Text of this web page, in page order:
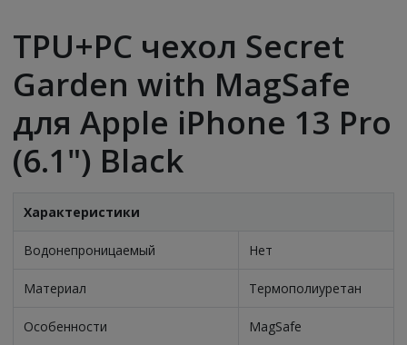
TPU+PC чехол Secret
Garden with MagSafe
для Apple iPhone 13 Pro
(6.1") Black
Характеристики
Водонепроницаемый Нет
Материал Термополиуретан
Особенности MagSafe